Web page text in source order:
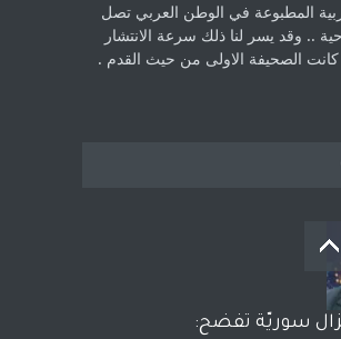
المطبوعة في الوطن ‏العربي تصل
.. وقد يسر لنا ذلك سرعة الانتشار
كانت ‏الصحيفة الاولى من حيث القدم .
سوريّة تفضح: